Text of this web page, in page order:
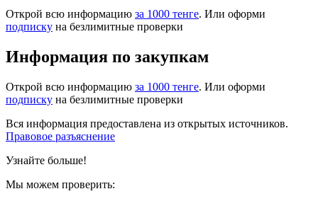
Открой всю информацию за 1000 тенге. Или оформи
подписку на безлимитные проверки
Информация по закупкам
Открой всю информацию за 1000 тенге. Или оформи
подписку на безлимитные проверки
Вся информация предоставлена из открытых источников.
Правовое разъяснение
Узнайте больше!
Мы можем проверить: